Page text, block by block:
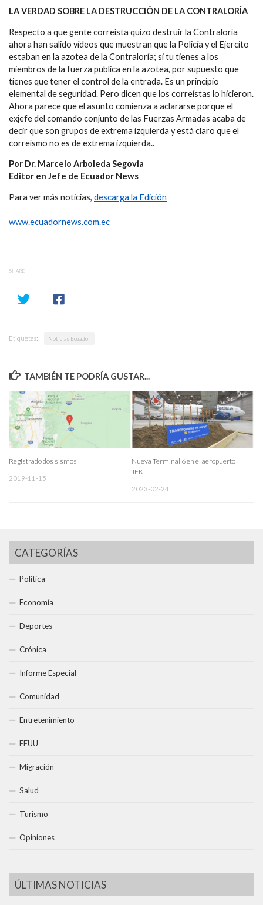
LA VERDAD SOBRE LA DESTRUCCIÓN DE LA CONTRALORÍA
Respecto a que gente correísta quizo destruir la Contraloría
ahora han salido vídeos que muestran que la Policía y el Ejercito
estaban en la azotea de la Contraloría; si tu tienes a los
miembros de la fuerza publica en la azotea, por supuesto que
tienes que tener el control de la entrada. Es un principio
elemental de seguridad. Pero dicen que los correístas lo hicieron.
Ahora parece que el asunto comienza a aclararse porque el
exjefe del comando conjunto de las Fuerzas Armadas acaba de
decir que son grupos de extrema izquierda y está claro que el
correísmo no es de extrema izquierda..
Por Dr. Marcelo Arboleda Segovia
Editor en Jefe de Ecuador News
Para ver más noticias, descarga la Edición
www.ecuadornews.com.ec
SHARE
Etiquetas: Noticias Ecuador
TAMBIÉN TE PODRÍA GUSTAR...
Registrado dos sismos
2019-11-15
Nueva Terminal 6 en el aeropuerto
JFK
2023-02-24
CATEGORÍAS
Política
Economía
Deportes
Crónica
Informe Especial
Comunidad
Entretenimiento
EEUU
Migración
Salud
Turismo
Opiniones
ÚLTIMAS NOTICIAS